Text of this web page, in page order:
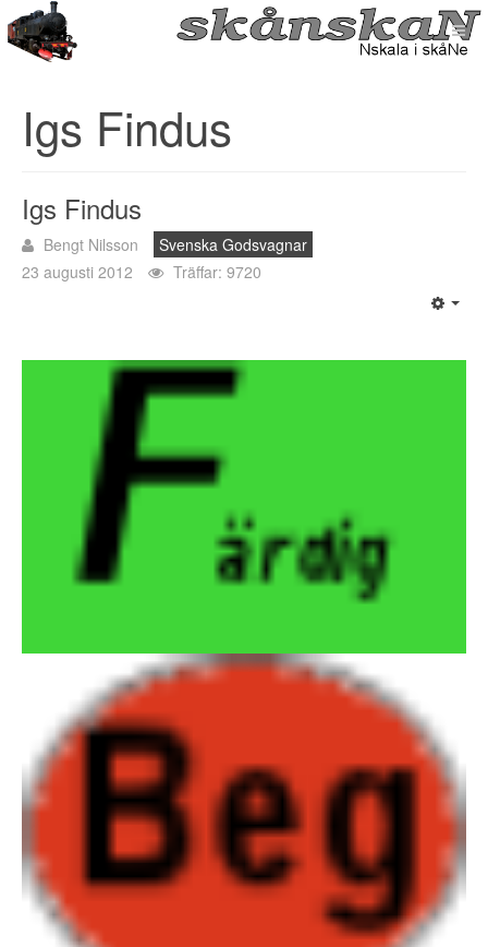
Igs Findus
Igs Findus
Bengt Nilsson
Svenska Godsvagnar
23 augusti 2012
Träffar: 9720